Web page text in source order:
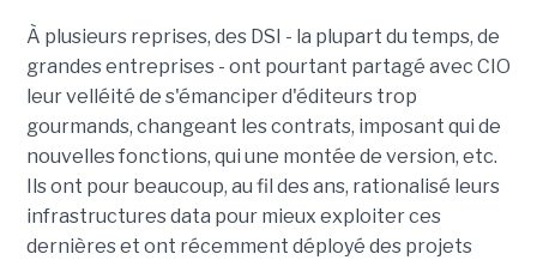
À plusieurs reprises, des DSI - la plupart du temps, de
grandes entreprises - ont pourtant partagé avec CIO
leur velléité de s'émanciper d'éditeurs trop
gourmands, changeant les contrats, imposant qui de
nouvelles fonctions, qui une montée de version, etc.
Ils ont pour beaucoup, au fil des ans, rationalisé leurs
infrastructures data pour mieux exploiter ces
dernières et ont récemment déployé des projets